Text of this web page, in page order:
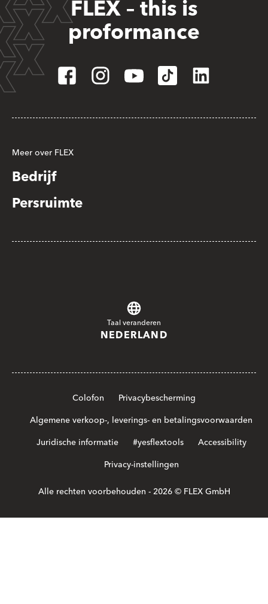
FLEX – this is
proformance
Meer over FLEX
Bedrijf
Persruimte
Taal veranderen
NEDERLAND
Colofon
Privacybescherming
Algemene verkoop-, leverings- en betalingsvoorwaarden
Juridische informatie
#yesflextools
Accessibility
Privacy-instellingen
Alle rechten voorbehouden - 2026 © FLEX GmbH